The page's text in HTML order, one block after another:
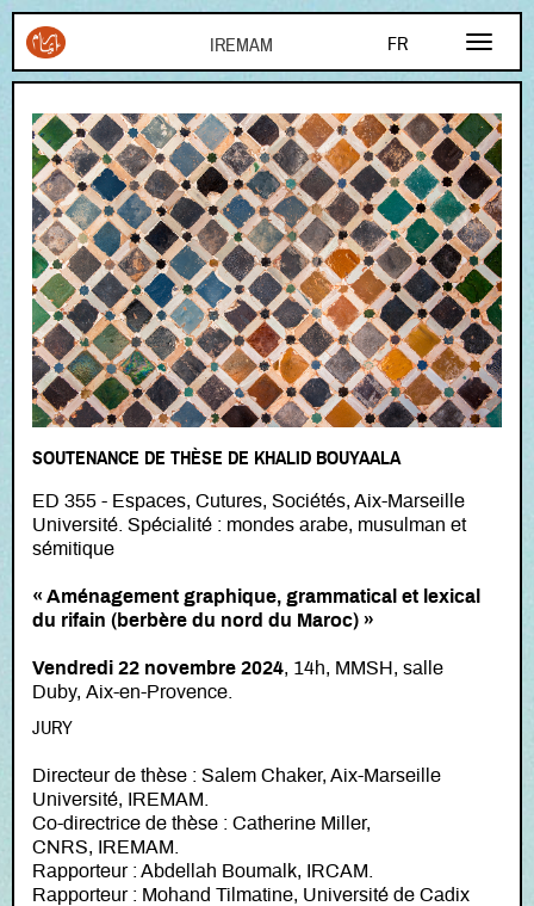
FR
EN
AR
Aller au contenu principal
SOUTENANCE DE THÈSE DE KHALID BOUYAALA
ED 355 - Espaces, Cutures, Sociétés, Aix-Marseille
Université. Spécialité : mondes arabe, musulman et
sémitique
« Aménagement graphique, grammatical et lexical
du rifain (berbère du nord du Maroc) »
Vendredi 22 novembre 2024, 14h, MMSH, salle
Duby, Aix-en-Provence.
JURY
Directeur de thèse : Salem Chaker, Aix-Marseille
Université, IREMAM.
Co-directrice de thèse : Catherine Miller,
CNRS, IREMAM.
Rapporteur : Abdellah Boumalk, IRCAM.
Rapporteur : Mohand Tilmatine, Université de Cadix